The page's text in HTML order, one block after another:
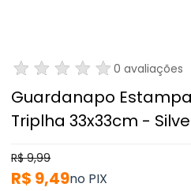
0 avaliações
Guardanapo
Triplha 33x33cm -
R$ 9,49
R$ 9,99